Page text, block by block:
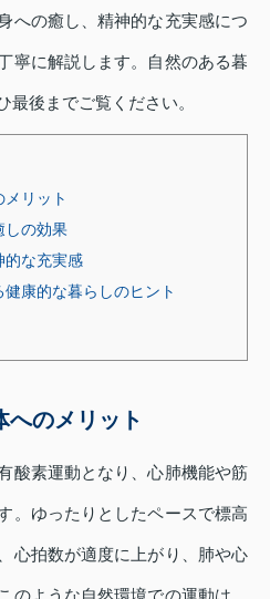
への癒し、精神的な充実感につ
寧に解説します。自然のある暮
最後までご覧ください。
メリット
しの効果
的な充実感
健康的な暮らしのヒント
へのメリット
酸素運動となり、心肺機能や筋
。ゆったりとしたペースで標高
心拍数が適度に上がり、肺や心
のような自然環境での運動は、